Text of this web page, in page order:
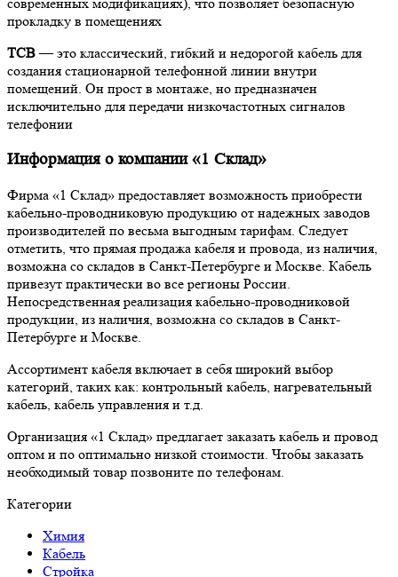
прокладку в помещениях
ТСВ— это классический, гибкий и недорогой кабель для
создания стационарной телефонной линии внутри
помещений. Он прост в монтаже, но предназначен
исключительно для передачи низкочастотных сигналов
телефонии
Информация о компании «1 Склад»
Фирма «1 Склад» предоставляет возможность приобрести
кабельно-проводниковую продукцию от надежных заводов
производителей по весьма выгодным тарифам. Следует
отметить, что прямая продажа кабеля и провода, из наличия,
возможна со складов в Санкт-Петербурге и Москве. Кабель
привезут практически во все регионы России.
Непосредственная реализация кабельно-проводниковой
продукции, из наличия, возможна со складов в Санкт-
Петербурге и Москве.
Ассортимент кабеля включает в себя широкий выбор
категорий, таких как: контрольный кабель, нагревательный
кабель, кабель управления и т.д.
Организация «1 Склад» предлагает заказать кабель и провод
оптом и по оптимально низкой стоимости. Чтобы заказать
необходимый товар позвоните по телефонам.
Категории
Химия
Кабель
Стройка